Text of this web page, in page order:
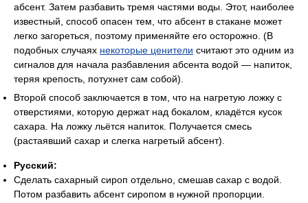
абсент. Затем разбавить тремя частями воды. Этот, наиболее
известный, способ опасен тем, что абсент в стакане может
легко загореться, поэтому применяйте его осторожно. (В
подобных случаях некоторые ценители считают это одним из
сигналов для начала разбавления абсента водой — напиток,
теряя крепость, потухнет сам собой).
Второй способ заключается в том, что на нагретую ложку с
отверстиями, которую держат над бокалом, кладётся кусок
сахара. На ложку льётся напиток. Получается смесь
(растаявший сахар и слегка нагретый абсент).
Русский:
Сделать сахарный сироп отдельно, смешав сахар с водой.
Потом разбавить абсент сиропом в нужной пропорции.